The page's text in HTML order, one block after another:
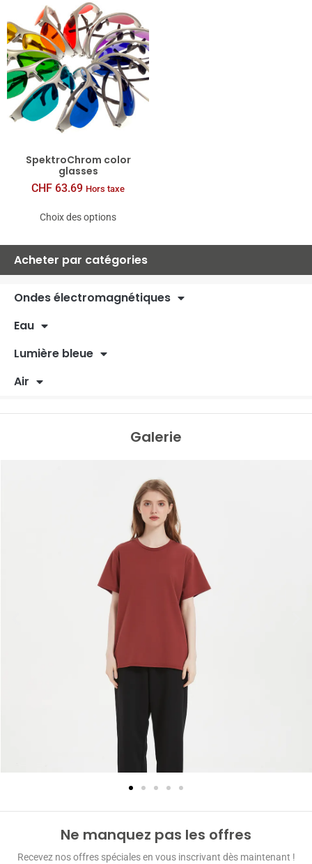
Acheter par catégories
Ondes électromagnétiques
Eau
Lumière bleue
Air
Galerie
Ne manquez pas les offres
Recevez nos offres spéciales en vous inscrivant dès maintenant !
SpektroChrom color
glasses
CHF 63.69 Hors taxe
Choix des options